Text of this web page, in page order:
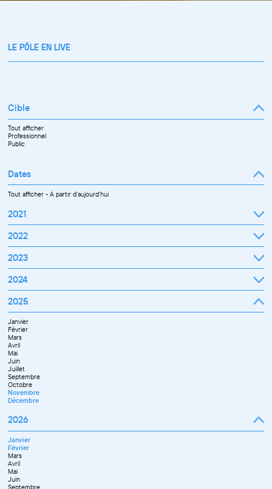
LE PÔLE EN LIVE
Cible
Tout afficher
Professionnel
Public
Dates
Tout afficher-À partir d'aujourd'hui
2021
Septembre
Octobre
Novembre
Décembre
2022
Janvier
Février
Mars
Avril
Juillet
Septembre
Octobre
Novembre
Décembre
2023
Janvier
Février
Mars
Avril
Septembre
Octobre
Novembre
Décembre
2024
Janvier
Février
Mars
Avril
Mai
Juin
Juillet
Septembre
Novembre
Décembre
2025
Janvier
Février
Mars
Avril
Mai
Juin
Juillet
Septembre
Octobre
Novembre
Décembre
2026
Janvier
Février
Mars
Avril
Mai
Juin